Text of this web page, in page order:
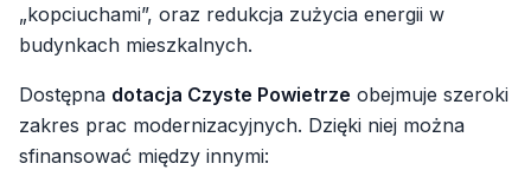
„kopciuchami”, oraz redukcja zużycia energii w
budynkach mieszkalnych.
Dostępna dotacja Czyste Powietrze obejmuje szeroki
zakres prac modernizacyjnych. Dzięki niej można
sfinansować między innymi: